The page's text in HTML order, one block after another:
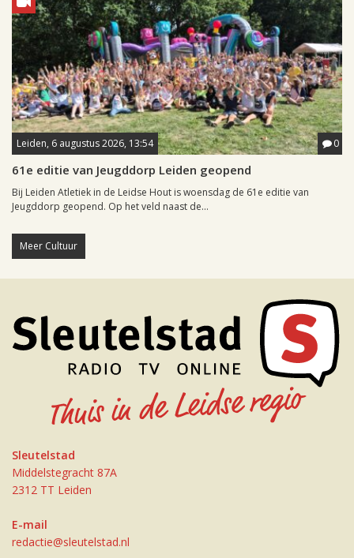
Leiden, 6 augustus 2026, 13:54 0
61e editie van Jeugddorp Leiden geopend
Bij Leiden Atletiek in de Leidse Hout is woensdag de 61e editie van
Jeugddorp geopend. Op het veld naast de...
Meer Cultuur
Sleutelstad
Middelstegracht 87A
2312 TT Leiden
E-mail
redactie@sleutelstad.nl